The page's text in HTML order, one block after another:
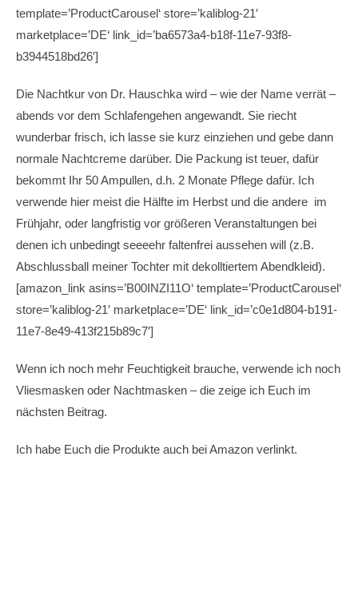
template=’ProductCarousel‘ store=’kaliblog-21′
marketplace=’DE‘ link_id=’ba6573a4-b18f-11e7-93f8-
b3944518bd26′]
Die Nachtkur von Dr. Hauschka wird – wie der Name verrät –
abends vor dem Schlafengehen angewandt. Sie riecht
wunderbar frisch, ich lasse sie kurz einziehen und gebe dann
normale Nachtcreme darüber. Die Packung ist teuer, dafür
bekommt Ihr 50 Ampullen, d.h. 2 Monate Pflege dafür. Ich
verwende hier meist die Hälfte im Herbst und die andere im
Frühjahr, oder langfristig vor größeren Veranstaltungen bei
denen ich unbedingt seeeehr faltenfrei aussehen will (z.B.
Abschlussball meiner Tochter mit dekolltiertem Abendkleid).
[amazon_link asins=’B00INZI11O‘ template=’ProductCarousel‘
store=’kaliblog-21′ marketplace=’DE‘ link_id=’c0e1d804-b191-
11e7-8e49-413f215b89c7′]
Wenn ich noch mehr Feuchtigkeit brauche, verwende ich noch
Vliesmasken oder Nachtmasken – die zeige ich Euch im
nächsten Beitrag.
Ich habe Euch die Produkte auch bei Amazon verlinkt.